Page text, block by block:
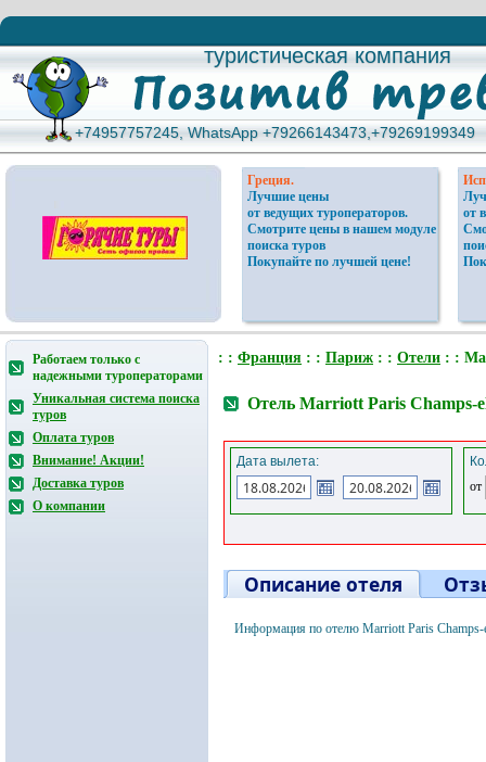
туристическая компания
туристическая компания
+74957757245, WhatsApp +79266143473,+79269199349
+74957757245, WhatsApp +79266143473,+79269199349
Греция.
Лучшие цены
от ведущих туроператоров.
Смотрите цены в нашем модуле
поиска туров
Покупайте по лучшей цене!
от
Работаем только с
надежными туроператорами
Уникальная система поиска
туров
Оплата туров
Внимание! Акции!
Доставка туров
О компании
: : Франция : : Париж : : Отели : :
Отель Marriott Paris
Дата вылета:
от
Описание отеля
Информация по отелю Marriott Paris